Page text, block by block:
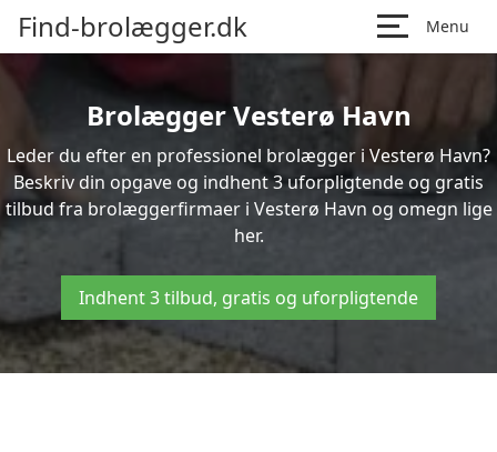
Find-brolægger.dk Menu
Brolægger Vesterø Havn
Leder du efter en professionel brolægger i Vesterø Havn?
Beskriv din opgave og indhent 3 uforpligtende og gratis
tilbud fra brolæggerfirmaer i Vesterø Havn og omegn lige
her.
Indhent 3 tilbud, gratis og uforpligtende